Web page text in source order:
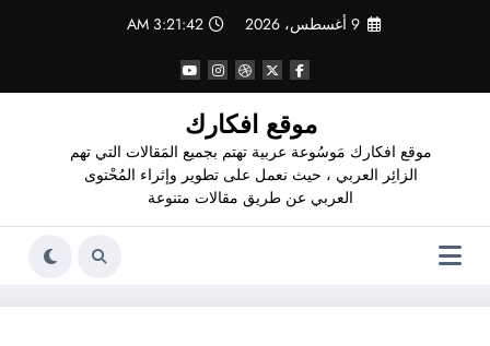
9 أغسطس، 2026 3:21:43 AM
موقع افكارك
موقع افكارك مَوسُوعة عربية تهتم بجميع المَقالات التي تهم
الزائِر العربي ، حيث نعمل على تطوير وإثراء المُحْتوى
العربي عن طريق مقالات متنوعة